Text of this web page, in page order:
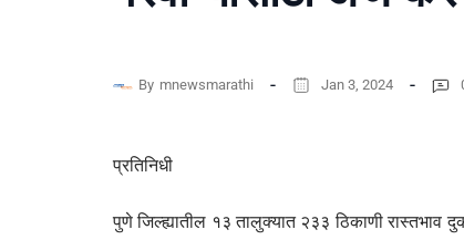
By mnewsmarathi Jan 3, 2024
प्रतिनिधी
पुणे जिल्ह्यातील १३ तालुक्यात २३३ ठिकाणी रास्तभाव